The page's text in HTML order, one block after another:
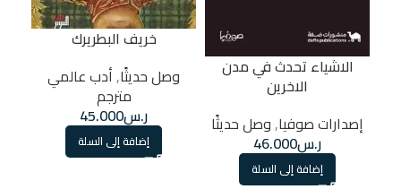
الاشياء تحدث في مدن
الاخرين
إصدارات صوفيا,وصل حديثًا
ر.س46.000
إضافة إلى السلة
خريف البطريرك
وصل حديثًا,أدب عالمي
مترجم
ر.س45.000
إضافة إلى السلة